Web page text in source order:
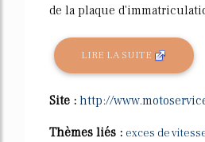
de la plaque
LIRE LA SUITE
Site : http://
Thèmes liés : exces de